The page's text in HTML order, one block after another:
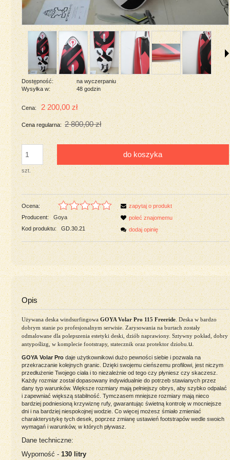
Dostępność:
na wyczerpaniu
Wysyłka w:
48 godzin
Cena: 2 200,00 zł
Cena regularna: 2 800,00 zł
szt.
do koszyka
Ocena:
Producent: Goya
Kod produktu:
GD.30.21
zapytaj o produkt
poleć znajomemu
dodaj opinię
Opis
Używana deska windsurfingowaGOYA Volar Pro 115 Freeride.Deska w bardzo
dobrym stanie po profesjonalnym serwisie. Zarysowania na burtach zostały
odmalowane dla polepszenia estetyki deski, dziób naprawiony. Sztywny pokład, dobry
antypoślizg, w komplecie footstrapy, statecznik oraz protektor dziobu.u.
GOYA Volar Prodaje użytkownikowi dużo pewności siebie i pozwala na
przekraczanie kolejnych granic. Dzięki swojemu cieńszemu profilowi, jest niczym
przedłużenie Twojego ciała i to niezależnie od tego czy płyniesz czy skaczesz.
Każdy rozmiar został dopasowany indywidualnie do potrzeb stawianych przez
dany typ warunków. Większe rozmiary mają pełniejszy obrys, aby szybko odpalać
i zapewniać większą stabilność. Tymczasem mniejsze rozmiary mają nieco
bardziej podniesioną krzywiznę rufy, gwarantując świetną kontrolę w mocniejsze
dni i na bardziej niespokojnej wodzie. Co więcej możesz śmiało zmieniać
charakterystykę tych desek, poprzez zmianę ustawień footstrapów wedle swoich
wymagań i warunków, w których pływasz.
Dane techniczne:
Wyporność -130 litry